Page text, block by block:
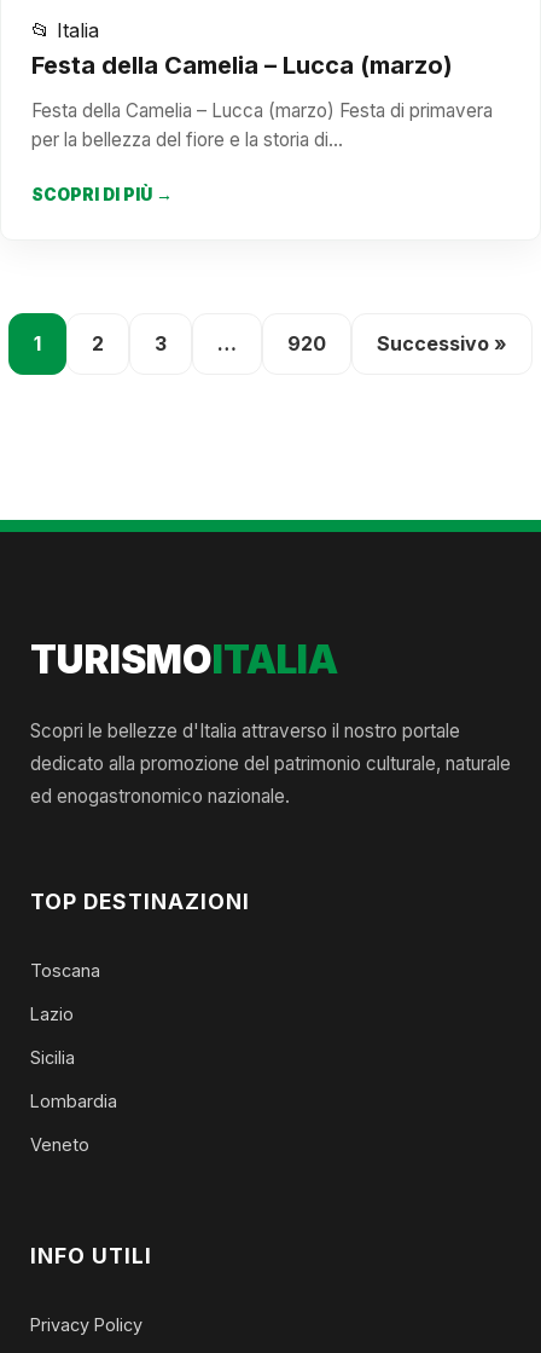
📂 Italia
Festa della Camelia – Lucca (marzo)
Festa della Camelia – Lucca (marzo) Festa di primavera
per la bellezza del fiore e la storia di…
SCOPRI DI PIÙ →
1 2 3 … 920 Successivo »
TURISMOITALIA
Scopri le bellezze d'Italia attraverso il nostro portale
dedicato alla promozione del patrimonio culturale, naturale
ed enogastronomico nazionale.
TOP DESTINAZIONI
Toscana
Lazio
Sicilia
Lombardia
Veneto
INFO UTILI
Privacy Policy